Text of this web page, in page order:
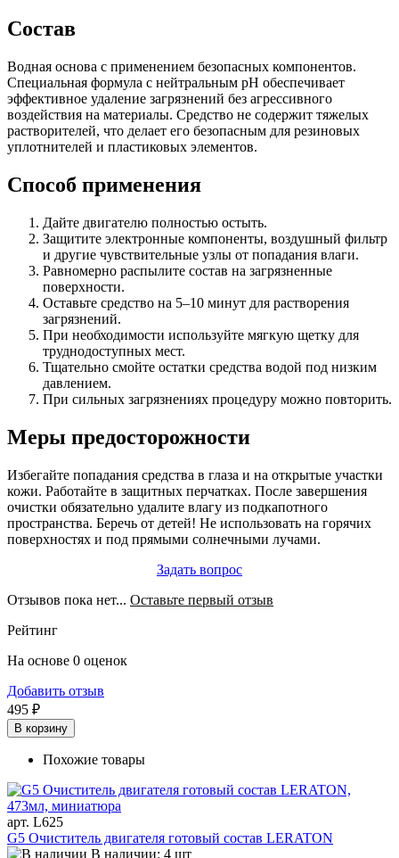
Состав
Водная основа с применением безопасных компонентов.
Специальная формула с нейтральным pH обеспечивает
эффективное удаление загрязнений без агрессивного
воздействия на материалы. Средство не содержит тяжелых
растворителей, что делает его безопасным для резиновых
уплотнителей и пластиковых элементов.
Способ применения
Дайте двигателю полностью остыть.
Защитите электронные компоненты, воздушный фильтр
и другие чувствительные узлы от попадания влаги.
Равномерно распылите состав на загрязненные
поверхности.
Оставьте средство на 5–10 минут для растворения
загрязнений.
При необходимости используйте мягкую щетку для
труднодоступных мест.
Тщательно смойте остатки средства водой под низким
давлением.
При сильных загрязнениях процедуру можно повторить.
Меры предосторожности
Избегайте попадания средства в глаза и на открытые участки
кожи. Работайте в защитных перчатках. После завершения
очистки обязательно удалите влагу из подкапотного
пространства. Беречь от детей! Не использовать на горячих
поверхностях и под прямыми солнечными лучами.
Задать вопрос
Отзывов пока нет... Оставьте первый отзыв
Рейтинг
На основе 0 оценок
Добавить отзыв
495 ₽
В корзину
Похожие товары
арт. L625
G5 Очиститель двигателя готовый состав LERATON
В наличии: 4 шт